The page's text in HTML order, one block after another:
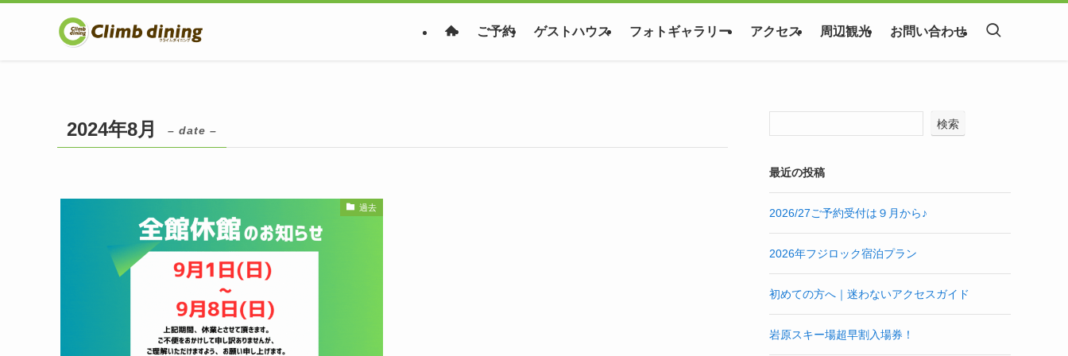
ご予約 ゲストハウス フォトギャラリー アクセス 周辺観光 お問い合わせ
2024年8月 – date –
過去
検索
最近の投稿
2026/27ご予約受付は９月から♪
2026年フジロック宿泊プラン
初めての方へ｜迷わないアクセスガイド
岩原スキー場超早割入場券！